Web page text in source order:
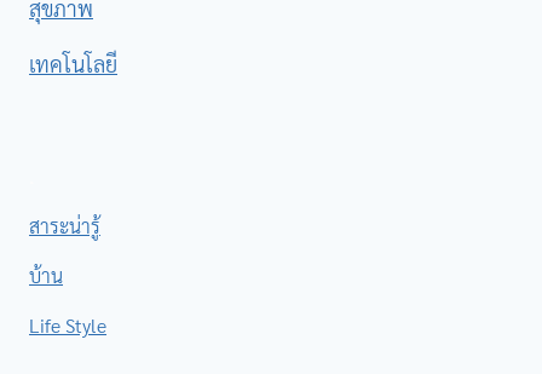
สุขภาพ
เทคโนโลยี
สาระน่ารู้
บ้าน
Life Style